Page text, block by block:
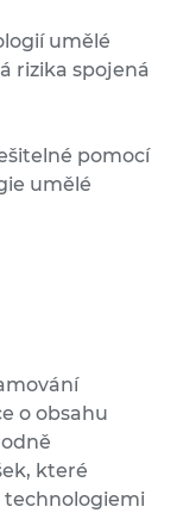
umělé
rizika spojená
pomocí
umělé
o obsahu
které
technologiemi